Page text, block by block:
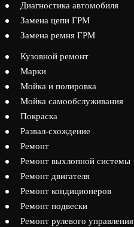
Диагностика автомобиля
Замена цепи ГРМ
Замена ремня ГРМ
Кузовной ремонт
Марки
Мойка и полировка
Мойка самообслуживания
Покраска
Развал-схождение
Ремонт
Ремонт выхлопной системы
Ремонт двигателя
Ремонт кондиционеров
Ремонт подвески
Ремонт рулевого управления